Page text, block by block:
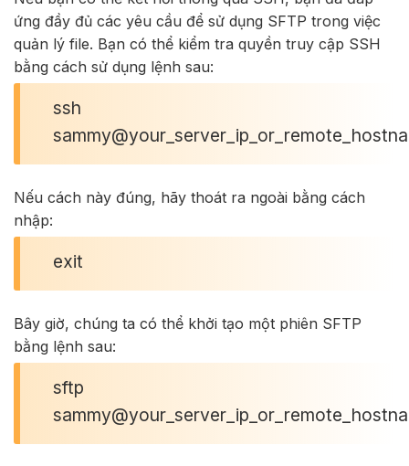
ứng đầy đủ các yêu cầu để sử dụng SFTP trong việc
quản lý file. Bạn có thể kiểm tra quyền truy cập SSH
bằng cách sử dụng lệnh sau:
ssh
Nếu cách này đúng, hãy thoát ra ngoài bằng cách
nhập:
exit
Bây giờ, chúng ta có thể khởi tạo một phiên SFTP
bằng lệnh sau:
sftp